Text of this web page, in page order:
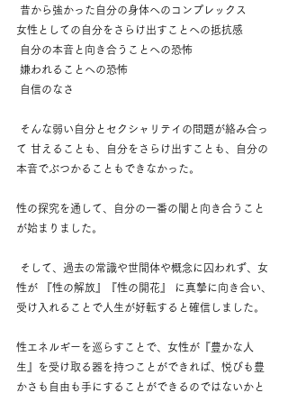
昔から強かった自分の身体へのコンプレックス
女性としての自分をさらけ出すことへの抵抗感
自分の本音と向き合うことへの恐怖
嫌われることへの恐怖
自信のなさ
て 甘えることも、自分をさらけ出すことも、自分の
本音でぶつかることもできなかった。
性の探究を通して、自分の一番の闇と向き合うこと
が始まりました。
性が 『性の解放』『性の開花』 に真摯に向き合い、
受け入れることで人生が好転すると確信しました。
性エネルギーを巡らすことで、女性が『豊かな人
生』を受け取る器を持つことができれば、悦びも豊
かさも自由も手にすることができるのではないかと